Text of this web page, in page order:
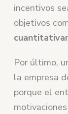
incentivos
objetivos
Por último,
la empresa
porque el